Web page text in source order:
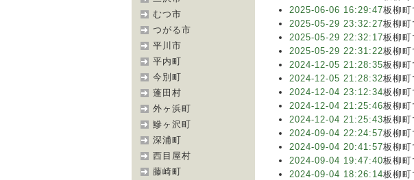
むつ市
つがる市
平川市
平内町
今別町
蓬田村
外ヶ浜町
鰺ヶ沢町
深浦町
西目屋村
藤崎町
2025-06-06 16:29:47板柳町
2025-05-29 23:32:27板柳町
2025-05-29 22:32:17板柳町
2025-05-29 22:31:22板柳町
2024-12-05 21:28:35板柳町
2024-12-05 21:28:32板柳町
2024-12-04 23:12:34板柳町
2024-12-04 21:25:46板柳町
2024-12-04 21:25:43板柳町
2024-09-04 22:24:57板柳町
2024-09-04 20:41:57板柳町
2024-09-04 19:47:40板柳町
2024-09-04 18:26:14板柳町